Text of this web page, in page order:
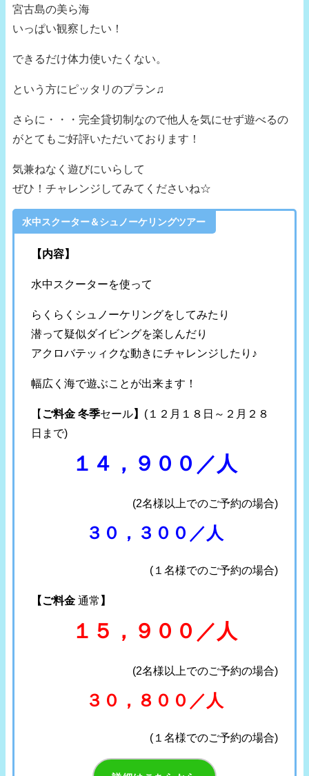
宮古島の美ら海
いっぱい観察したい！
できるだけ体力使いたくない。
という方にピッタリのプラン♫
さらに・・・完全貸切制なので他人を気にせず遊べるの
がとてもご好評いただいております！
気兼ねなく遊びにいらして
ぜひ！チャレンジしてみてくださいね☆
水中スクーター＆シュノーケリングツアー
【内容】
水中スクーターを使って
らくらくシュノーケリングをしてみたり
潜って疑似ダイビングを楽しんだり
アクロバテッィクな動きにチャレンジしたり♪
幅広く海で遊ぶことが出来ます！
【 ご料金 冬季セール】 (１２月１８日～２月２８
日まで)
１４，９００／人
(2名様以上でのご予約の場合)
３０，３００／人
(１名様でのご予約の場合)
【ご料金 通常 】
１５，９００／人
(2名様以上でのご予約の場合)
３０，８００／人
(１名様でのご予約の場合)